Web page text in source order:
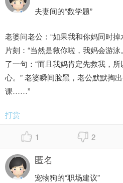
夫妻间的“数学题”
老婆问老公：“如果我和你妈同时
片刻：“当然是救你啦，我妈会游
了一句：“而且我妈肯定先救我，
心。” 老婆瞬间脸黑，老公默默掏
课……”
打赏
1 2
匿名
宠物狗的“职场建议”